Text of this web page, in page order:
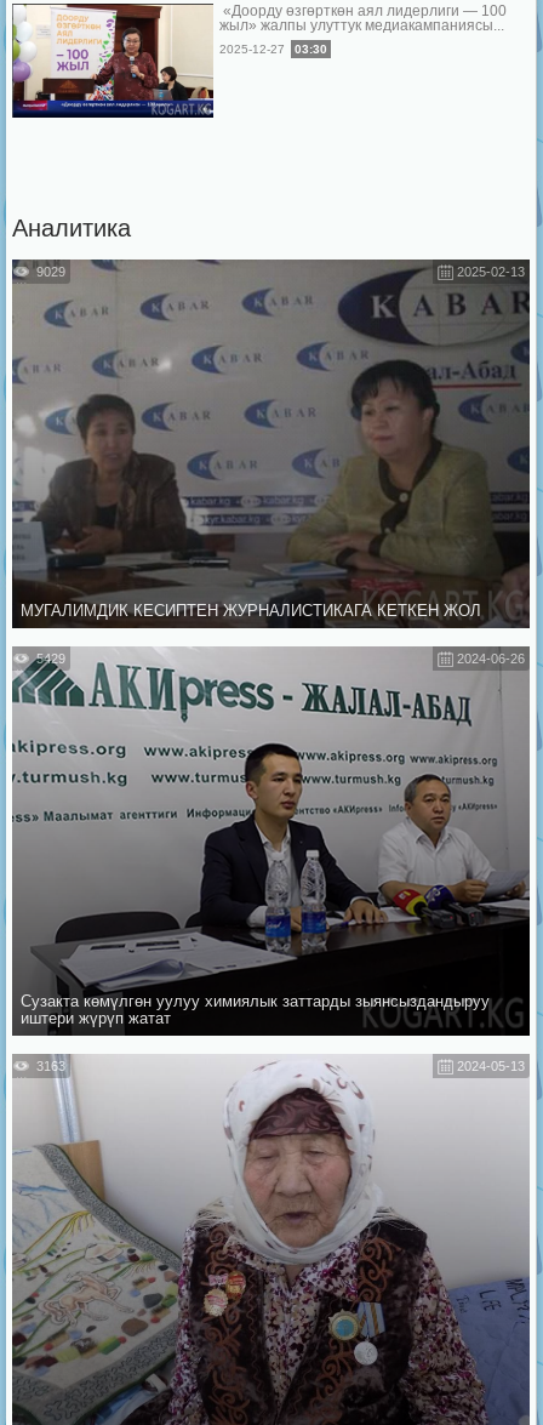
«Доорду өзгөрткөн аял лидерлиги — 100
жыл» жалпы улуттук медиакампаниясы...
2025-12-27 03:30
Аналитика
2025-02-13
9029
МУГАЛИМДИК КЕСИПТЕН ЖУРНАЛИСТИКАГА КЕТКЕН ЖОЛ
2024-06-26
5429
Сузакта көмүлгөн уулуу химиялык заттарды зыянсыздандыруу
иштери жүрүп жатат
2024-05-13
3163